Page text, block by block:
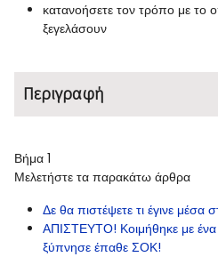
κατανοήσετε τον τρόπο με
ξεγελάσουν
Περιγραφή
Βήμα 1
Μελετήστε τα παρακάτω άρθρα
Δε θα πιστέψετε τι έγινε μέσα
ΑΠΙΣΤΕΥΤΟ! Κοιμήθηκε με ένα
ξύπνησε έπαθε ΣΟΚ!